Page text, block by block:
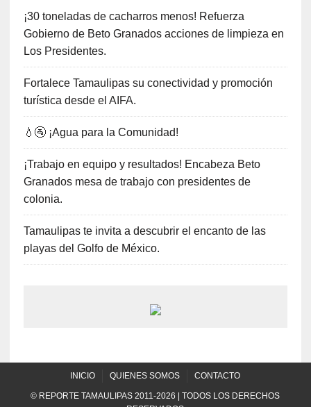
¡30 toneladas de cacharros menos! Refuerza
Gobierno de Beto Granados acciones de limpieza en
Los Presidentes.
Fortalece Tamaulipas su conectividad y promoción
turística desde el AIFA.
💧🚰 ¡Agua para la Comunidad!
¡Trabajo en equipo y resultados! Encabeza Beto
Granados mesa de trabajo con presidentes de
colonia.
Tamaulipas te invita a descubrir el encanto de las
playas del Golfo de México.
INICIO QUIENES SOMOS CONTACTO
© REPORTE TAMAULIPAS 2011-2026 | TODOS LOS DERECHOS